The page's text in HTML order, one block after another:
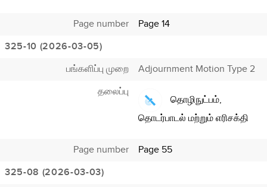
Page number
Page 14
325-10 (2026-03-05)
பங்களிப்பு முறை
Adjournment Motion Type 2
தலைப்பு
தொழிநுட்பம்,
தொடர்பாடல் மற்றும் எரிசக்தி
Page number
Page 55
325-08 (2026-03-03)